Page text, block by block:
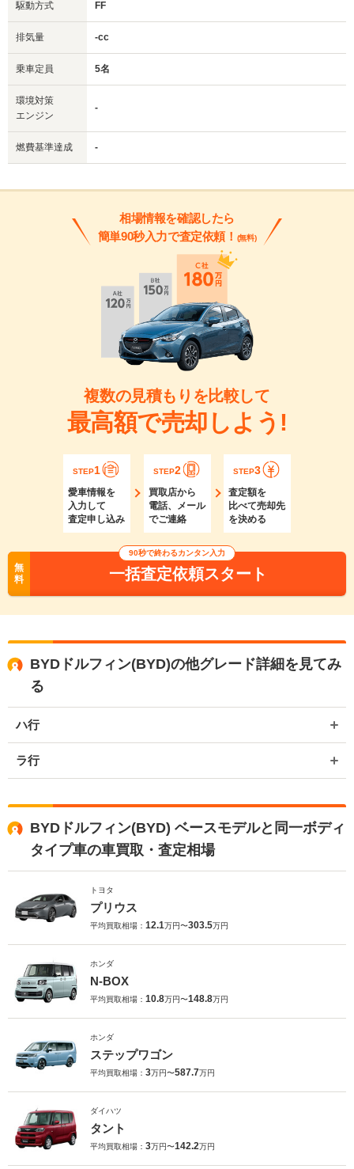
駆動方式 FF
排気量 -cc
乗車定員 5名
環境対策
エンジン
-
燃費基準達成 -
相場情報を確認したら
簡単90秒入力で査定依頼！ (無料)
複数の見積もりを比較して
最高額で売却しよう!
STEP1
愛車情報を
入力して
査定申し込み
STEP2
買取店から
電話、メール
でご連絡
STEP3
査定額を
比べて売却先
を決める
無
料
90秒で終わるカンタン入力
一括査定依頼スタート
BYDドルフィン(BYD)の他グレード詳細を見てみ
る
ハ行
ラ行
BYDドルフィン(BYD) ベースモデルと同一ボディ
タイプ車の車買取・査定相場
トヨタ
プリウス
平均買取相場： 12.1万円〜303.5万円
ホンダ
N-BOX
平均買取相場： 10.8万円〜148.8万円
ホンダ
ステップワゴン
平均買取相場： 3万円〜587.7万円
ダイハツ
タント
平均買取相場： 3万円〜142.2万円